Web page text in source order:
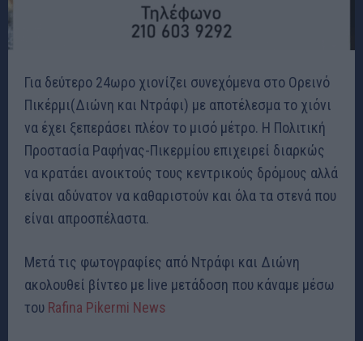
Για δεύτερο 24ωρο χιονίζει συνεχόμενα στο Ορεινό
Πικέρμι(Διώνη και Ντράφι) με αποτέλεσμα το χιόνι
να έχει ξεπεράσει πλέον το μισό μέτρο. Η Πολιτική
Προστασία Ραφήνας-Πικερμίου επιχειρεί διαρκώς
να κρατάει ανοικτούς τους κεντρικούς δρόμους αλλά
είναι αδύνατον να καθαριστούν και όλα τα στενά που
είναι απροσπέλαστα.
Μετά τις φωτογραφίες από Ντράφι και Διώνη
ακολουθεί βίντεο με live μετάδοση που κάναμε μέσω
του Rafina Pikermi News